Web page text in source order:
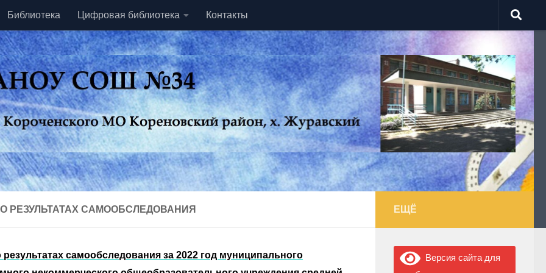
Библиотека Цифровая библиотека Контакты
РЕЗУЛЬТАТАХ САМООБСЛЕДОВАНИЯ
результатах самообследования за 2022 год муниципального
ЕЩЁ
Версия сайта для